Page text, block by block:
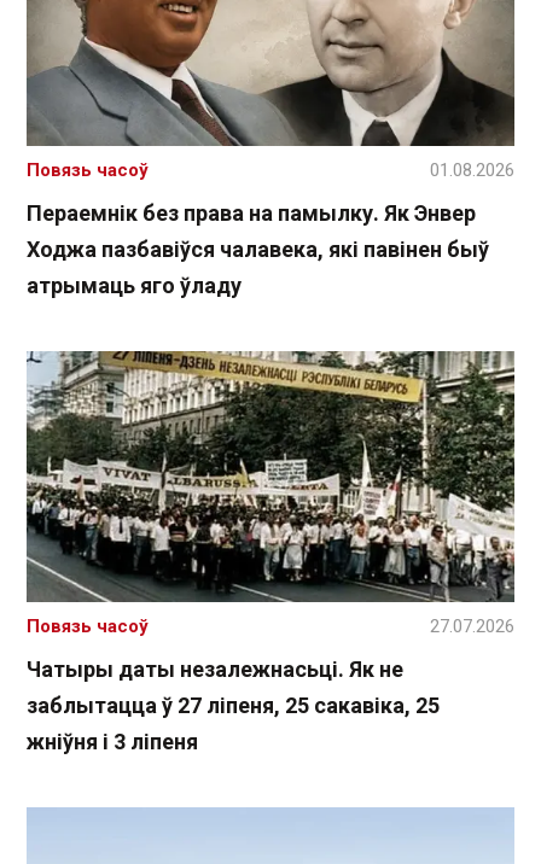
Пераемнік без права на памылку. Як Энвер
Ходжа пазбавіўся чалавека, які павінен быў
атрымаць яго ўладу
Повязь часоў 01.08.2026
Чатыры даты незалежнасьці. Як не
заблытацца ў 27 ліпеня, 25 сакавіка, 25
жніўня і 3 ліпеня
Повязь часоў 27.07.2026